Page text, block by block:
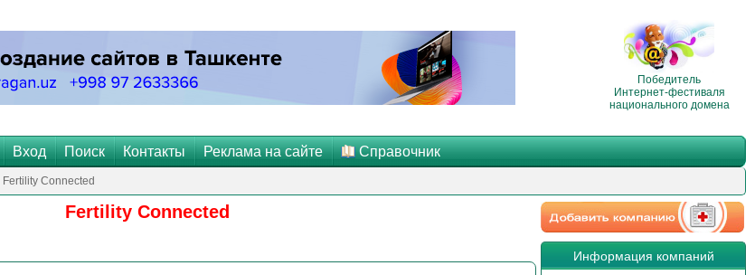
Победитель
Интернет-фестиваля
национального домена
Вход Поиск Контакты Реклама на сайте Справочник
| Fertility Connected
Fertility Connected
Информация компаний